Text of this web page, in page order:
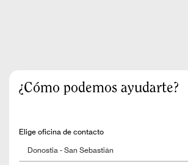
¿Cómo podemos ayudarte?
Elige oficina de contacto